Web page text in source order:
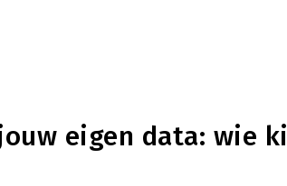
eigen data: wie